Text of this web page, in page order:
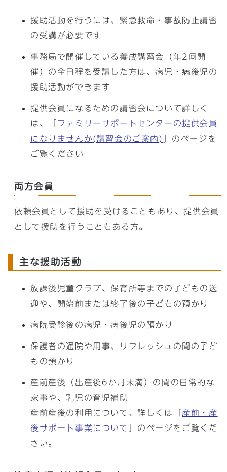
援助活動を行うには、緊急救命・事故防止講習
の受講が必要です
事務局で開催している養成講習会（年2回開
催）の全日程を受講した方は、病児・病後児の
援助活動ができます
提供会員になるための講習会について詳しく
は、「 ファミリーサポートセンターの提供会員
になりませんか(講習会のご案内)
」のページを
ご覧ください
両方会員
依頼会員として援助を受けることもあり、提供会員
として援助を行うこともある方。
主な援助活動
放課後児童クラブ、保育所等までの子どもの送
迎や、開始前または終了後の子どもの預かり
病院受診後の病児・病後児の預かり
保護者の通院や用事、リフレッシュの間の子ど
もの預かり
産前産後（出産後6か月未満）の間の日常的な
家事や、乳児の育児補助
産前産後の利用について、詳しくは「 産前・産
後サポート事業について
」のページをご覧くだ
さい。